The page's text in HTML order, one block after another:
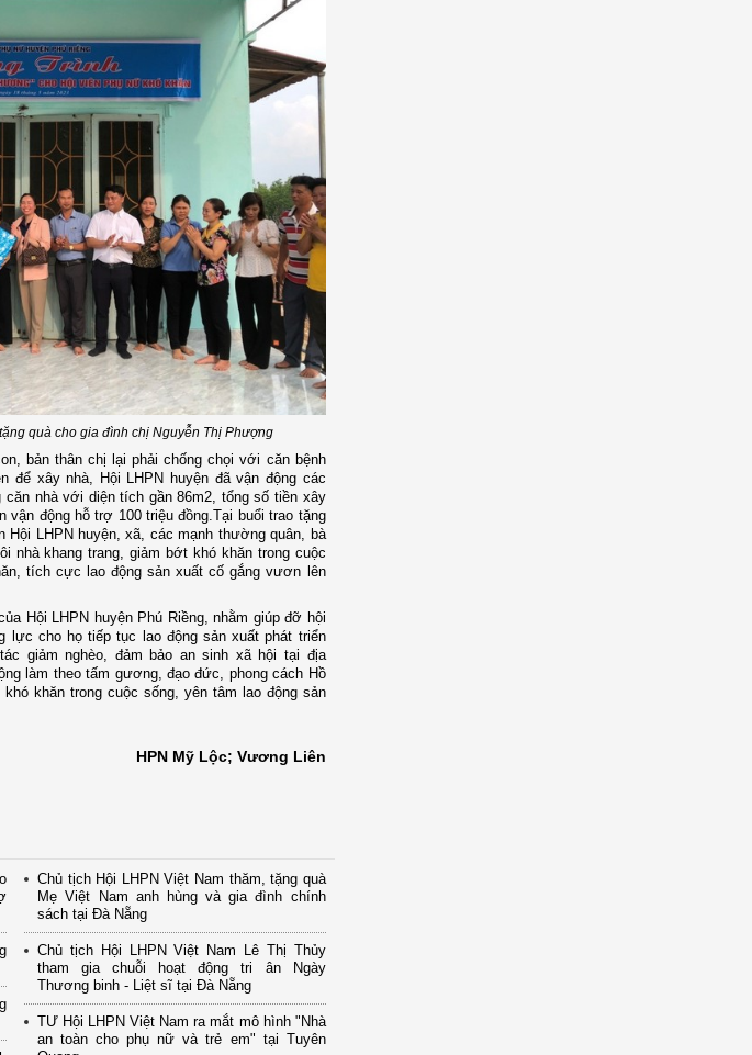
quà cho gia đình chị Nguyễn Thị Phượng
bản thân chị lại phải chống chọi với căn bệnh
để xây nhà, Hội LHPN huyện đã vận động các
nhà với diện tích gần 86m2, tổng số tiền xây
vận động hỗ trợ 100 triệu đồng.Tại buổi trao tặng
LHPN huyện, xã, các mạnh thường quân, bà
nhà khang trang, giảm bớt khó khăn trong cuộc
tích cực lao động sản xuất cố gắng vươn lên
Hội LHPN huyện Phú Riềng, nhằm giúp đỡ hội
lực cho họ tiếp tục lao động sản xuất phát triển
giảm nghèo, đảm bảo an sinh xã hội tại địa
làm theo tấm gương, đạo đức, phong cách Hồ
khăn trong cuộc sống, yên tâm lao động sản
HPN Mỹ Lộc; Vương Liên
Chủ tịch Hội LHPN Việt Nam thăm, tặng quà
Mẹ Việt Nam anh hùng và gia đình chính
sách tại Đà Nẵng
Chủ tịch Hội LHPN Việt Nam Lê Thị Thủy
tham gia chuỗi hoạt động tri ân Ngày
Thương binh - Liệt sĩ tại Đà Nẵng
TƯ Hội LHPN Việt Nam ra mắt mô hình "Nhà
an toàn cho phụ nữ và trẻ em" tại Tuyên